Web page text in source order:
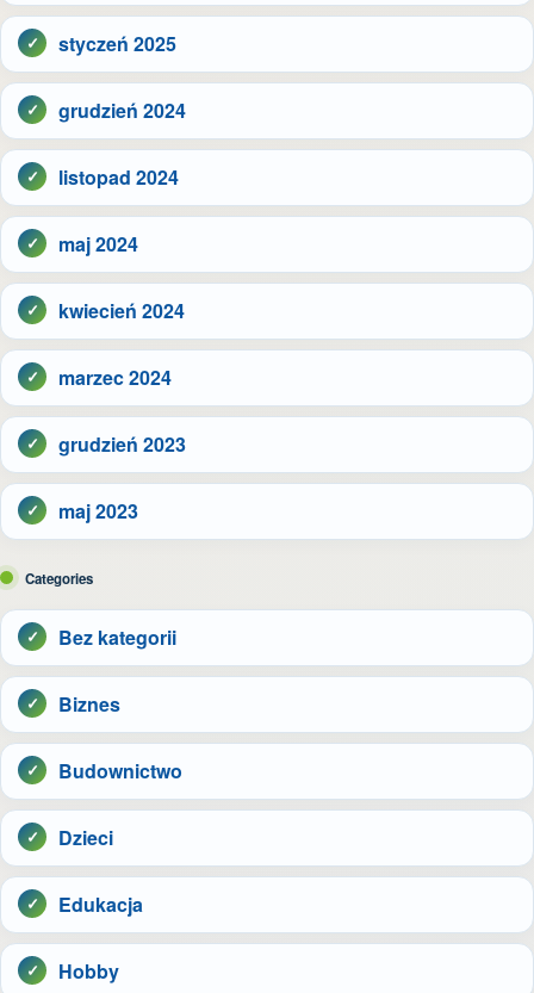
styczeń 2025
grudzień 2024
listopad 2024
maj 2024
kwiecień 2024
marzec 2024
grudzień 2023
maj 2023
Categories
Bez kategorii
Biznes
Budownictwo
Dzieci
Edukacja
Hobby